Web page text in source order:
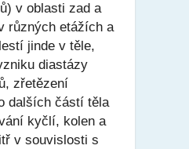
v oblasti zad a
různých etážích a
jinde v těle,
diastázy
zřetězení
dalších částí těla
kyčlí, kolen a
v souvislosti s